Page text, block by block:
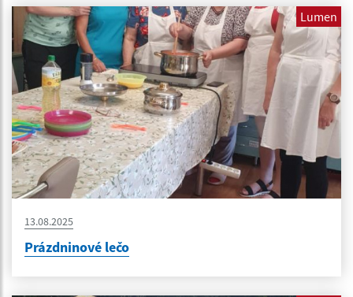
Lumen
13.08.2025
Prázdninové lečo